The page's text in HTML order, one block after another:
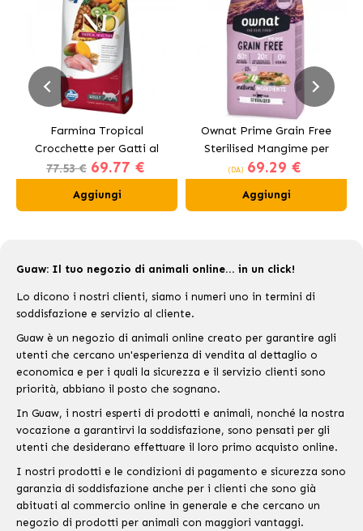
Farmina Tropical
Crocchette per Gatti al
Pollo
77.53 € 69.77 €
Aggiungi
Ownat Prime Grain Free
Sterilised Mangime per
Gatti Sterilizzati
(DA) 69.29 €
Aggiungi
Guaw: Il tuo negozio di animali online... in un click!
Lo dicono i nostri clienti, siamo i numeri uno in termini di
soddisfazione e servizio al cliente.
Guaw è un negozio di animali online creato per garantire agli
utenti che cercano un'esperienza di vendita al dettaglio o
economica e per i quali la sicurezza e il servizio clienti sono
priorità, abbiano il posto che sognano.
In Guaw, i nostri esperti di prodotti e animali, nonché la nostra
vocazione a garantirvi la soddisfazione, sono pensati per gli
utenti che desiderano effettuare il loro primo acquisto online.
I nostri prodotti e le condizioni di pagamento e sicurezza sono
garanzia di soddisfazione anche per i clienti che sono già
abituati al commercio online in generale e che cercano un
negozio di prodotti per animali con maggiori vantaggi.